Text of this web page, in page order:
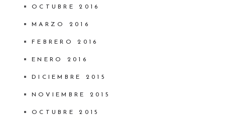
OCTUBRE 2016
MARZO 2016
FEBRERO 2016
ENERO 2016
DICIEMBRE 2015
NOVIEMBRE 2015
OCTUBRE 2015